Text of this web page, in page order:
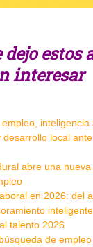
dejo estos
interesar
inteligencia
local
abre una
en 2026: del
inteligente
talento 2026
de